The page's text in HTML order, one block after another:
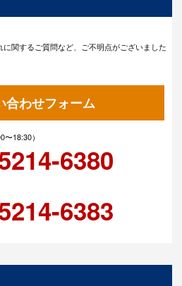
関するご質問など、ご不明点がございました
合わせフォーム
18:30）
6380
6383